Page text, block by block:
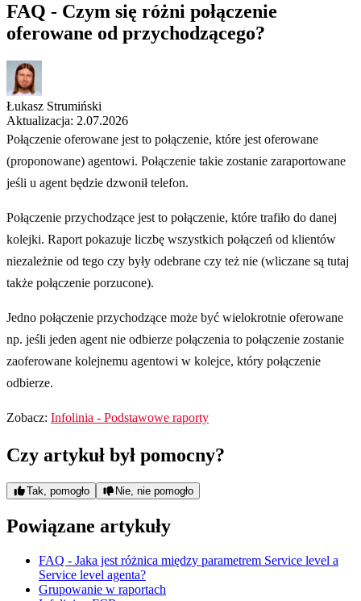
FAQ - Czym się różni połączenie
oferowane od przychodzącego?
Łukasz Strumiński
Aktualizacja: 2.07.2026
Połączenie oferowane jest to połączenie, które jest oferowane
(proponowane) agentowi. Połączenie takie zostanie zaraportowane
jeśli u agent będzie dzwonił telefon.
Połączenie przychodzące jest to połączenie, które trafiło do danej
kolejki. Raport pokazuje liczbę wszystkich połączeń od klientów
niezależnie od tego czy były odebrane czy też nie (wliczane są tutaj
także połączenie porzucone).
Jedno połączenie przychodzące może być wielokrotnie oferowane
np. jeśli jeden agent nie odbierze połączenia to połączenie zostanie
zaoferowane kolejnemu agentowi w kolejce, który połączenie
odbierze.
Zobacz: Infolinia - Podstawowe raporty
Czy artykuł był pomocny?
Tak, pomogło Nie, nie pomogło
Powiązane artykuły
FAQ - Jaka jest różnica między parametrem Service level a
Service level agenta?
Grupowanie w raportach